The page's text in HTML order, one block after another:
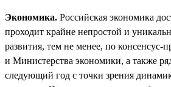
Экономика. Российская экономика
проходит крайне непростой и
развития, тем не менее, по консенсус-
и Министерства экономики, а также
следующий год с точки зрения